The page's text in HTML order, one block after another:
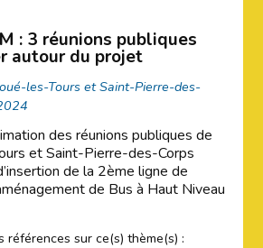
: 3 réunions publiques
autour du projet
les-Tours et Saint-Pierre-des-
des réunions publiques de
et Saint-Pierre-des-Corps
de la 2ème ligne de
de Bus à Haut Niveau
références sur ce(s) thème(s) :